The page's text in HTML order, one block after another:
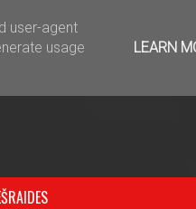
user-agent
usage
LEARN